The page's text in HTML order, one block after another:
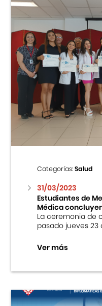
Categorías:Salud
31/03/2023
Estudiantes de
Médica
La ceremonia de
pasado jueves 23
Ver más